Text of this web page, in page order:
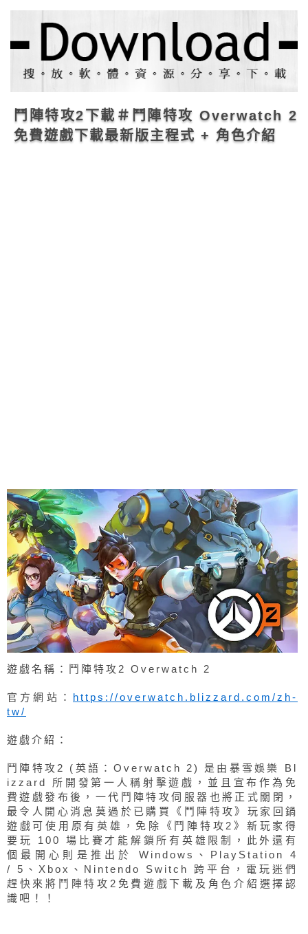
鬥陣特攻2下載＃鬥陣特攻 Overwatch 2
免費遊戲下載最新版主程式 + 角色介紹
遊戲名稱：鬥陣特攻2 Overwatch 2
官方網站： https://overwatch.blizzard.com/zh-
tw/
遊戲介紹：
鬥陣特攻2 (英語：Overwatch 2) 是由暴雪娛樂 Bl
izzard 所開發第一人稱射擊遊戲，並且宣布作為免
費遊戲發布後，一代鬥陣特攻伺服器也將正式關閉，
最令人開心消息莫過於已購買《鬥陣特攻》玩家回鍋
遊戲可使用原有英雄，免除《鬥陣特攻2》新玩家得
要玩 100 場比賽才能解鎖所有英雄限制，此外還有
個最開心則是推出於 Windows、PlayStation 4
/ 5、Xbox、Nintendo Switch 跨平台，電玩迷們
趕快來將鬥陣特攻2免費遊戲下載及角色介紹選擇認
識吧！！